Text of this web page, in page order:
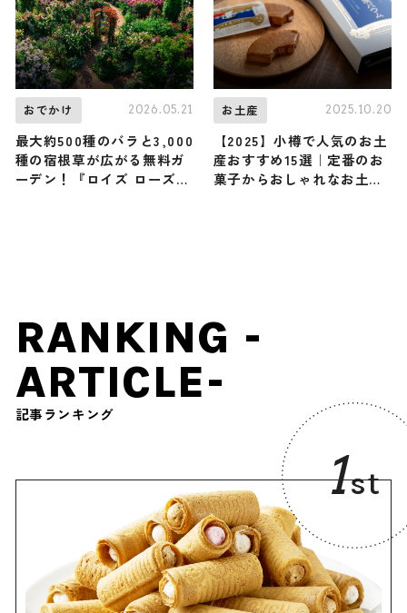
おでかけ 2026.05.21
最大約500種のバラと3,000
種の宿根草が広がる無料ガ
ーデン！『ロイズ ローズガ
お土産 2025.10.20
【2025】小樽で人気のお土
産おすすめ15選｜定番のお
菓子からおしゃれなお土
RANKING -
ARTICLE-
記事ランキング
1st